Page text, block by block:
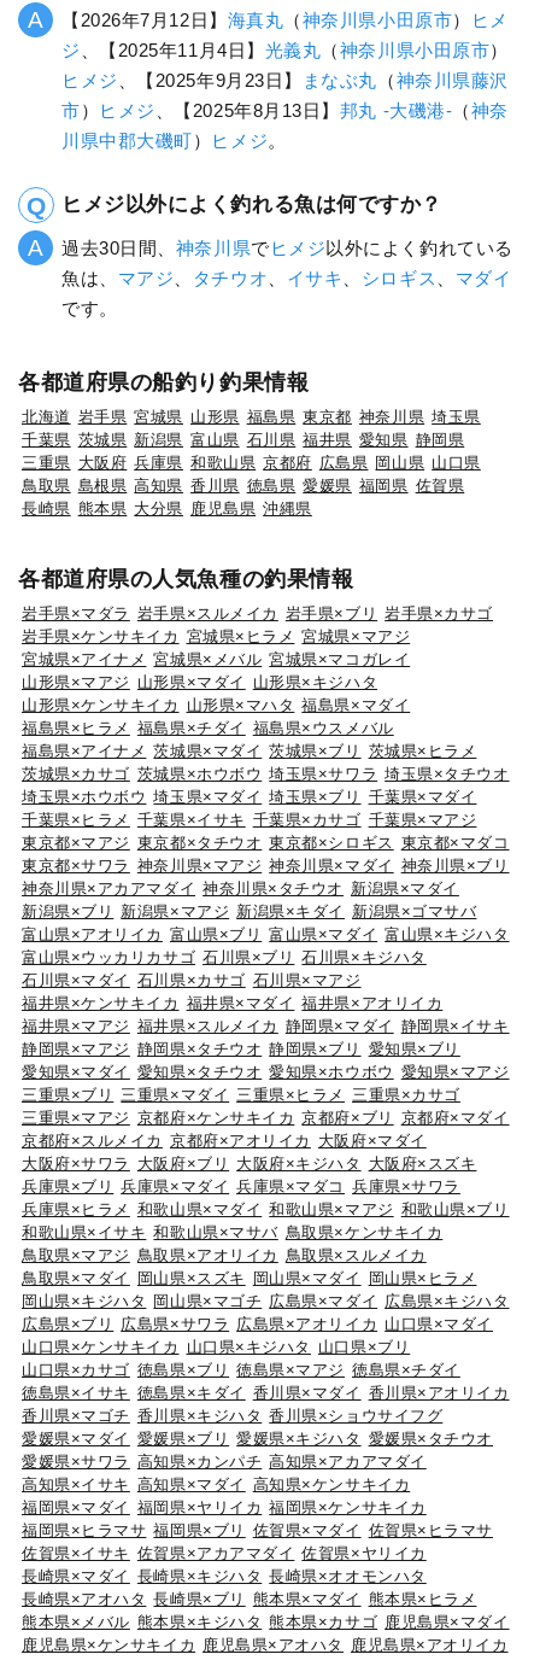
【2026年7月12日】 海真丸 （神奈川県小田原市）
ヒメ
ジ 、【2025年11月4日】 光義丸 （神奈川県小田原市）
ヒメジ 、【2025年9月23日】 まなぶ丸 （神奈川県藤沢
市） ヒメジ 、【2025年8月13日】 邦丸 -大磯港- （神奈
川県中郡大磯町） ヒメジ。
ヒメジ以外によく釣れる魚は何ですか？
過去30日間、 神奈川県で ヒメジ以外によく釣れている
魚は、 マアジ タチウオ イサキ シロギス
マダイ
です。
各都道府県の船釣り釣果情報
北海道 岩手県 宮城県 山形県 福島県 東京都 神奈川県 埼玉県
千葉県 茨城県 新潟県 富山県 石川県 福井県 愛知県 静岡県
三重県 大阪府 兵庫県 和歌山県 京都府 広島県 岡山県 山口県
鳥取県 島根県 高知県 香川県 徳島県 愛媛県 福岡県 佐賀県
長崎県 熊本県 大分県 鹿児島県 沖縄県
各都道府県の人気魚種の釣果情報
岩手県×マダラ 岩手県×スルメイカ 岩手県×ブリ
岩手県×カサゴ
岩手県×ケンサキイカ 宮城県×ヒラメ 宮城県×マアジ
宮城県×アイナメ 宮城県×メバル 宮城県×マコガレイ
山形県×マアジ 山形県×マダイ
山形県×キジハタ
山形県×ケンサキイカ
山形県×マハタ 福島県×マダイ
福島県×ヒラメ 福島県×チダイ 福島県×ウスメバル
福島県×アイナメ 茨城県×マダイ 茨城県×ブリ
茨城県×ヒラメ
茨城県×カサゴ 茨城県×ホウボウ 埼玉県×サワラ 埼玉県×タチウオ
埼玉県×ホウボウ 埼玉県×マダイ 埼玉県×ブリ
千葉県×マダイ
千葉県×ヒラメ 千葉県×イサキ 千葉県×カサゴ 千葉県×マアジ
東京都×マアジ 東京都×タチウオ 東京都×シロギス 東京都×マダコ
東京都×サワラ 神奈川県×マアジ 神奈川県×マダイ 神奈川県×ブリ
神奈川県×アカアマダイ 神奈川県×タチウオ 新潟県×マダイ
新潟県×ブリ
新潟県×マアジ 新潟県×キダイ
新潟県×ゴマサバ
富山県×アオリイカ 富山県×ブリ 富山県×マダイ 富山県×キジハタ
富山県×ウッカリカサゴ 石川県×ブリ
石川県×キジハタ
石川県×マダイ 石川県×カサゴ 石川県×マアジ
福井県×ケンサキイカ 福井県×マダイ 福井県×アオリイカ
福井県×マアジ 福井県×スルメイカ 静岡県×マダイ 静岡県×イサキ
静岡県×マアジ 静岡県×タチウオ 静岡県×ブリ
愛知県×ブリ
愛知県×マダイ 愛知県×タチウオ 愛知県×ホウボウ 愛知県×マアジ
三重県×ブリ
三重県×マダイ 三重県×ヒラメ
三重県×カサゴ
三重県×マアジ 京都府×ケンサキイカ 京都府×ブリ
京都府×マダイ
京都府×スルメイカ 京都府×アオリイカ
大阪府×マダイ
大阪府×サワラ
大阪府×ブリ 大阪府×キジハタ
大阪府×スズキ
兵庫県×ブリ
兵庫県×マダイ 兵庫県×マダコ
兵庫県×サワラ
兵庫県×ヒラメ 和歌山県×マダイ 和歌山県×マアジ 和歌山県×ブリ
和歌山県×イサキ 和歌山県×マサバ 鳥取県×ケンサキイカ
鳥取県×マアジ 鳥取県×アオリイカ 鳥取県×スルメイカ
鳥取県×マダイ
岡山県×スズキ 岡山県×マダイ
岡山県×ヒラメ
岡山県×キジハタ
岡山県×マゴチ 広島県×マダイ 広島県×キジハタ
広島県×ブリ
広島県×サワラ 広島県×アオリイカ 山口県×マダイ
山口県×ケンサキイカ
山口県×キジハタ
山口県×ブリ
山口県×カサゴ 徳島県×ブリ 徳島県×マアジ 徳島県×チダイ
徳島県×イサキ 徳島県×キダイ 香川県×マダイ 香川県×アオリイカ
香川県×マゴチ 香川県×キジハタ 香川県×ショウサイフグ
愛媛県×マダイ 愛媛県×ブリ 愛媛県×キジハタ 愛媛県×タチウオ
愛媛県×サワラ 高知県×カンパチ 高知県×アカアマダイ
高知県×イサキ 高知県×マダイ 高知県×ケンサキイカ
福岡県×マダイ 福岡県×ヤリイカ 福岡県×ケンサキイカ
福岡県×ヒラマサ 福岡県×ブリ 佐賀県×マダイ 佐賀県×ヒラマサ
佐賀県×イサキ 佐賀県×アカアマダイ 佐賀県×ヤリイカ
長崎県×マダイ 長崎県×キジハタ 長崎県×オオモンハタ
長崎県×アオハタ 長崎県×ブリ 熊本県×マダイ 熊本県×ヒラメ
熊本県×メバル 熊本県×キジハタ 熊本県×カサゴ 鹿児島県×マダイ
鹿児島県×ケンサキイカ 鹿児島県×アオハタ
鹿児島県×アオリイカ